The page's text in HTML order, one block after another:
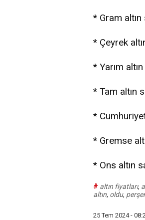
* Gram
* Çeyrek
* Yarım
* Tam altın
*
* Gremse
* Ons altın
# altın fiyatları,
altın, oldu,
25 Tem 2024 -